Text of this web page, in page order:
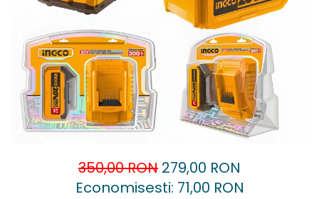
Accesorii pentru oberfreză
Mașini de șlefuit
Măști de sudură
Nivele cu bulă
Nivelă laser
Picamere
Căni
Drujbă
Accesorii pentru drujbă
Echipamente de protecție
Foarfece tablă
Grătare Electrice
Grătare și accesorii
350,00 RON 279,00 RON
Economisesti: 71,00 RON